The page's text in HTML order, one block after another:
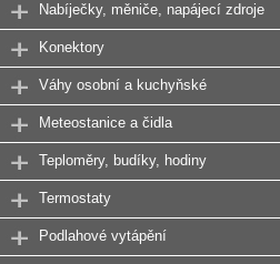
Nabíječky, měniče, napájecí zdroje
Konektory
Váhy osobní a kuchyňské
Meteostanice a čidla
Teploměry, budíky, hodiny
Termostaty
Podlahové vytápění